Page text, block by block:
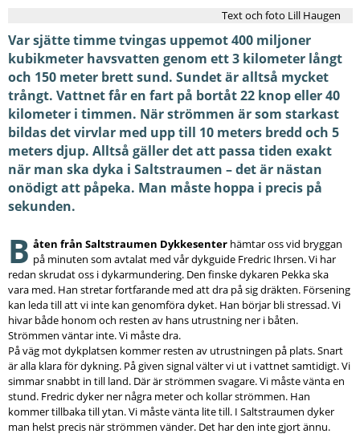
Text och foto Lill Haugen
Var sjätte timme tvingas uppemot 400 miljoner
kubikmeter havsvatten genom ett 3 kilometer långt
och 150 meter brett sund. Sundet är alltså mycket
trångt. Vattnet får en fart på bortåt 22 knop eller 40
kilometer i timmen. När strömmen är som starkast
bildas det virvlar med upp till 10 meters bredd och 5
meters djup. Alltså gäller det att passa tiden exakt
när man ska dyka i Saltstraumen – det är nästan
onödigt att påpeka. Man måste hoppa i precis på
sekunden.
B åten från Saltstraumen Dykkesenter hämtar oss vid bryggan
på minuten som avtalat med vår dykguide Fredric Ihrsen. Vi har
redan skrudat oss i dykarmundering. Den finske dykaren Pekka ska
vara med. Han stretar fortfarande med att dra på sig dräkten. Försening
kan leda till att vi inte kan genomföra dyket. Han börjar bli stressad. Vi
hivar både honom och resten av hans utrustning ner i båten.
Strömmen väntar inte. Vi måste dra.
På väg mot dykplatsen kommer resten av utrustningen på plats. Snart
är alla klara för dykning. På given signal välter vi ut i vattnet samtidigt. Vi
simmar snabbt in till land. Där är strömmen svagare. Vi måste vänta en
stund. Fredric dyker ner några meter och kollar strömmen. Han
kommer tillbaka till ytan. Vi måste vänta lite till. I Saltstraumen dyker
man helst precis när strömmen vänder. Det har den inte gjort ännu.